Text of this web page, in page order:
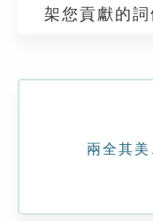
架您貢獻的詞
兩全其美